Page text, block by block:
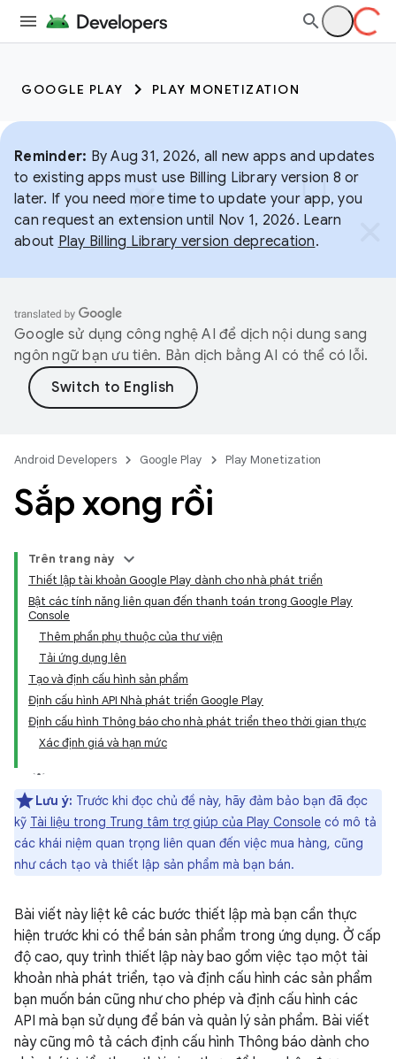
GOOGLE PLAY PLAY MONETIZATION
Reminder: By Aug 31, 2026, all new apps and updates
to existing apps must use Billing Library version 8 or
later. If you need more time to update your app, you
can request an extension until Nov 1, 2026. Learn
about Play Billing Library version deprecation.
Google sử dụng công nghệ AI để dịch nội dung sang
ngôn ngữ bạn ưu tiên. Bản dịch bằng AI có thể có lỗi.
Android Developers Google Play Play Monetization
Sắp xong rồi
Trên trang này
Thiết lập tài khoản Google Play dành cho nhà phát triển
Bật các tính năng liên quan đến thanh toán trong Google Play
Console
Thêm phần phụ thuộc của thư viện
Tải ứng dụng lên
Tạo và định cấu hình sản phẩm
Định cấu hình API Nhà phát triển Google Play
Định cấu hình Thông báo cho nhà phát triển theo thời gian thực
Xác định giá và hạn mức
Lưu ý: Trước khi đọc chủ đề này, hãy đảm bảo bạn đã đọc
kỹ Tài liệu trong Trung tâm trợ giúp của Play Console có mô tả
các khái niệm quan trọng liên quan đến việc mua hàng, cũng
như cách tạo và thiết lập sản phẩm mà bạn bán.
Bài viết này liệt kê các bước thiết lập mà bạn cần thực
hiện trước khi có thể bán sản phẩm trong ứng dụng. Ở cấp
độ cao, quy trình thiết lập này bao gồm việc tạo một tài
khoản nhà phát triển, tạo và định cấu hình các sản phẩm
bạn muốn bán cũng như cho phép và định cấu hình các
API mà bạn sử dụng để bán và quản lý sản phẩm. Bài viết
này cũng mô tả cách định cấu hình Thông báo dành cho